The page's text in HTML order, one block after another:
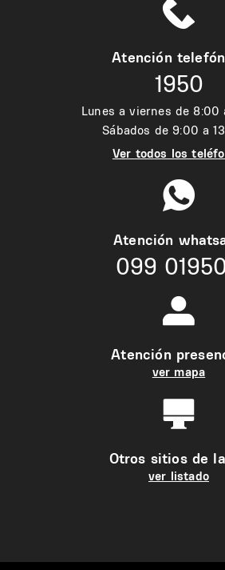
Atención
1950
Lunes a viernes de 8:00
Sábados de 9:00 a
Ver todos los
Atención
099
Atención
ver mapa
Otros sitios de
ver listado